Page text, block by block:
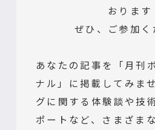
おります
ぜひ、ご参加く
あなたの記事を「月刊
ナル」に掲載してみま
グに関する体験談や技
ポートなど、さまざま